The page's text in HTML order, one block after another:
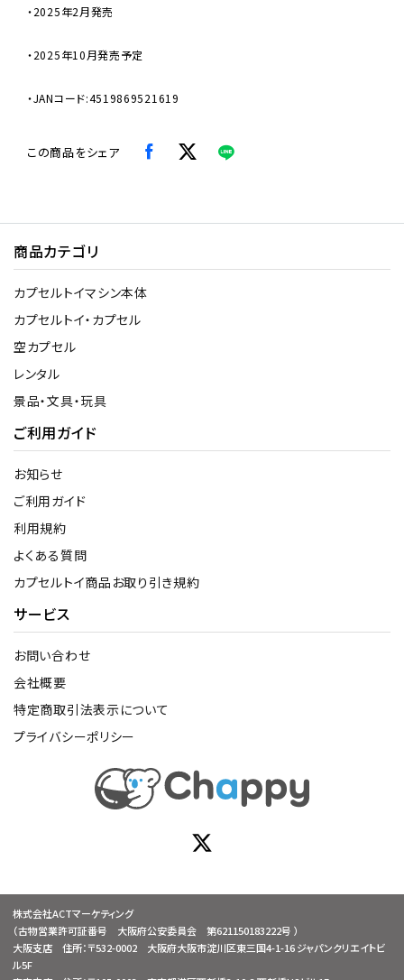
・2025年2月発売
・2025年10月発売予定
・JANコード:4519869521619
この商品をシェア
商品カテゴリ
カプセルトイマシン本体
カプセルトイ・カプセル
空カプセル
レンタル
景品・文具・玩具
ご利用ガイド
お知らせ
ご利用ガイド
利用規約
よくある質問
カプセルトイ商品お取り引き規約
サービス
お問い合わせ
会社概要
特定商取引法表示について
プライバシーポリシー
株式会社ACTマーケティング
（古物営業許可証番号 大阪府公安委員会 第621150183222号 ）
大阪支店 住所：〒532-0002 大阪府大阪市淀川区東三国4-1-16 ジャパンクリエイトビ
ル5F